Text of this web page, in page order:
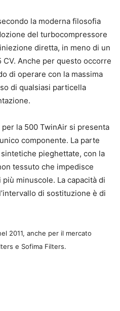
la moderna filosofia
del turbocompressore
diretta, in meno di un
Anche per questo occorre
di operare con la massima
di qualsiasi particella
la 500 TwinAir si presenta
componente. La parte
pieghettate, con la
tessuto che impedisce
minuscole. La capacità di
di sostituzione è di
2011, anche per il mercato
e Sofima Filters.